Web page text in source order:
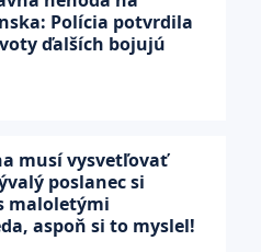
Polícia potvrdila
ďalších bojujú
musí vysvetľovať
poslanec si
maloletými
aspoň si to myslel!